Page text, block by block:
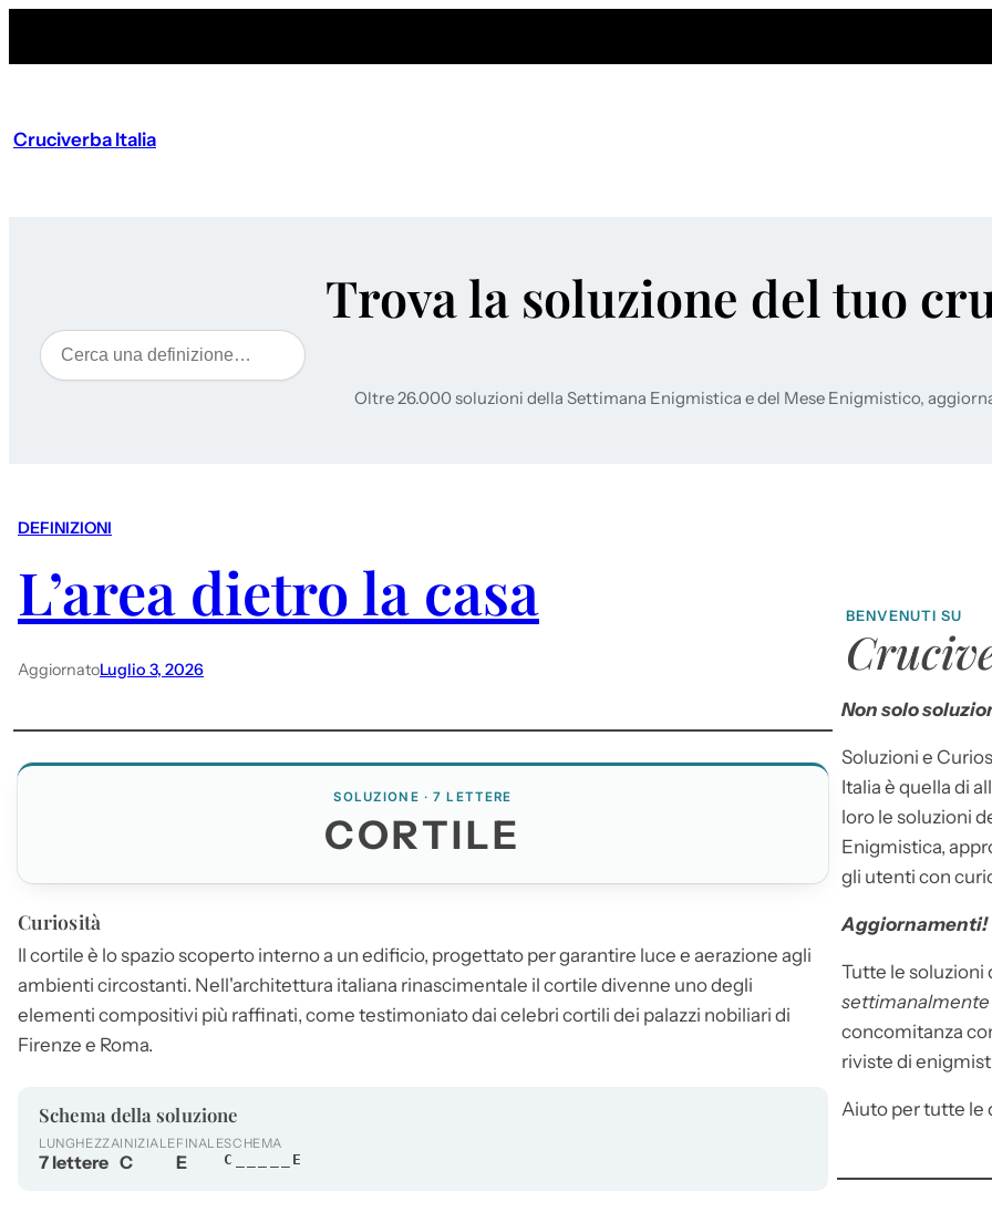
Cruciverba Italia
Trova la soluzione del tuo
Cerca
Oltre 26.000 soluzioni della Settimana Enigmistica e del Mese Enigmistico,
DEFINIZIONI
L’area dietro la casa
AggiornatoLuglio 3, 2026
SOLUZIONE · 7 LETTERE
CORTILE
Curiosità
Il cortile è lo spazio scoperto interno a un edificio, progettato per garantire luce e aerazione agli
ambienti circostanti. Nell'architettura italiana rinascimentale il cortile divenne uno degli
elementi compositivi più raffinati, come testimoniato dai celebri cortili dei palazzi nobiliari di
Firenze e Roma.
Schema della soluzione
LUNGHEZZA
7 lettere
INIZIALE
C
FINALE
E
SCHEMA
C_____E
BENVENUTI SU
Non solo
Soluzioni e
Italia è quella di
loro le soluzioni
Enigmistica,
gli utenti con
Aggiornamenti!
Tutte le soluzioni
settimanalmente
concomitanza
riviste di
Aiuto per tutte le